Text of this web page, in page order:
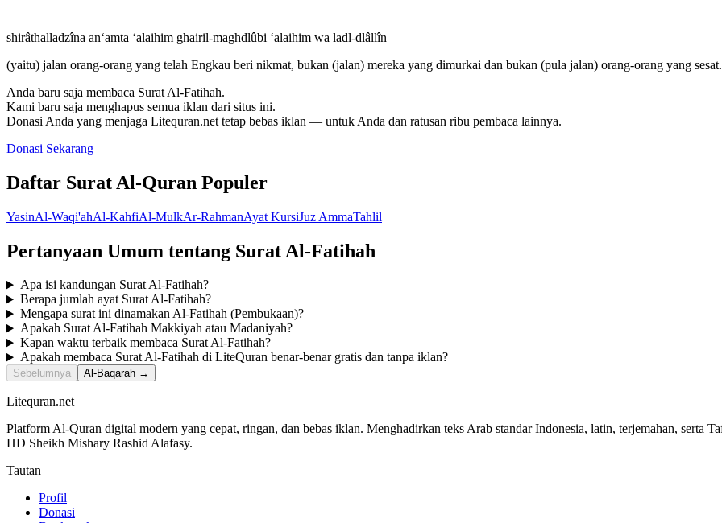
shirâthalladzîna an‘amta ‘alaihim ghairil-maghdlûbi ‘alaihim wa ladl-dlâllîn
(yaitu) jalan orang-orang yang telah Engkau beri nikmat, bukan (jalan) mereka yang dimurkai dan bukan (pula jalan) orang-orang yang sesat.
Anda baru saja membaca Surat Al-Fatihah.
Kami baru saja menghapus semua iklan dari situs ini.
Donasi Anda yang menjaga Litequran.net tetap bebas iklan — untuk Anda dan ratusan ribu pembaca lainnya.
Donasi Sekarang
Daftar Surat Al-Quran Populer
YasinAl-Waqi'ahAl-KahfiAl-MulkAr-RahmanAyat KursiJuz AmmaTahlil
Pertanyaan Umum tentang Surat Al-Fatihah
Apa isi kandungan Surat Al-Fatihah?
Berapa jumlah ayat Surat Al-Fatihah?
Mengapa surat ini dinamakan Al-Fatihah (Pembukaan)?
Apakah Surat Al-Fatihah Makkiyah atau Madaniyah?
Kapan waktu terbaik membaca Surat Al-Fatihah?
Apakah membaca Surat Al-Fatihah di LiteQuran benar-benar gratis dan tanpa iklan?
Sebelumnya Al-Baqarah →
Litequran.net
Platform Al-Quran digital modern yang cepat, ringan, dan bebas iklan. Menghadirkan teks Arab standar Indonesia, latin, terjemahan, serta
HD Sheikh Mishary Rashid Alafasy.
Tautan
Profil
Donasi